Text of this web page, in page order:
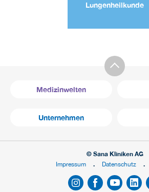
Lungen­heilkunde
Medizinwelten
Unternehmen
© Sana Kliniken AG
Impressum
Datenschutz